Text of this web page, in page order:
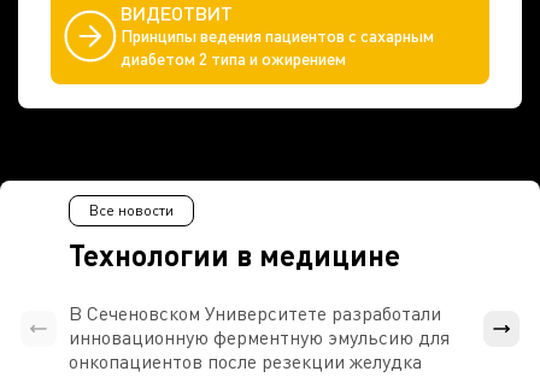
ВИДЕОТВИТ
Принципы ведения пациентов с сахарным
диабетом 2 типа и ожирением
Технологии в медицине
Все новости
В Сеченовском Университете разработали
инновационную ферментную эмульсию для
онкопациентов после резекции желудка